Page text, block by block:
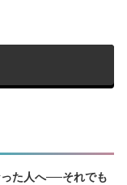
た人へ──それでも